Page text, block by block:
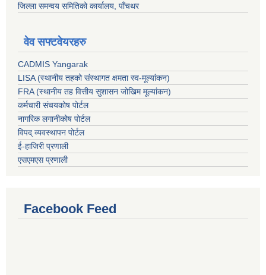
जिल्ला समन्वय समितिको कार्यालय, पाँचथर
वेव सफ्टवेयरहरु
CADMIS Yangarak
LISA (स्थानीय तहको संस्थागत क्षमता स्व-मूल्यांकन)
FRA (स्थानीय तह वित्तीय सुशासन जोखिम मूल्यांकन)
कर्मचारी संचयकोष पोर्टल
नागरिक लगानीकोष पोर्टल
विपद् व्यवस्थापन पोर्टल
ई-हाजिरी प्रणाली
एसएमएस प्रणाली
Facebook Feed